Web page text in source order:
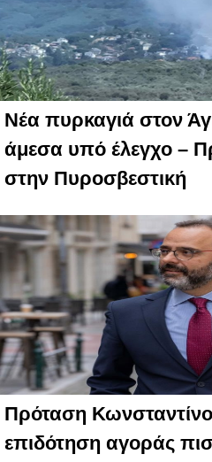
Νέα πυρκαγιά στον
άμεσα υπό έλεγχο –
στην Πυροσβεστική
Πρόταση
επιδότηση αγοράς